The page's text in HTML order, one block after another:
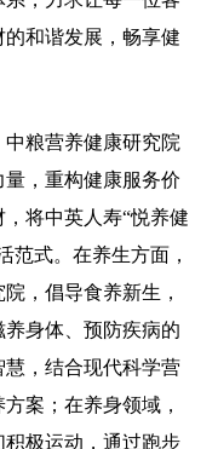
和谐发展，畅享健
粮营养健康研究院
，重构健康服务价
将中英人寿“悦养健
范式。在养生方面，
，倡导食养新生，
身体、预防疾病的
，结合现代科学营
案；在养身领域，
极运动，通过跑步